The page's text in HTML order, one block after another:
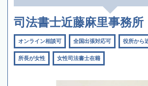
司法書士近藤麻里事務所
オンライン相談可 全国出張対応可 役所から
所長が女性 女性司法書士在籍